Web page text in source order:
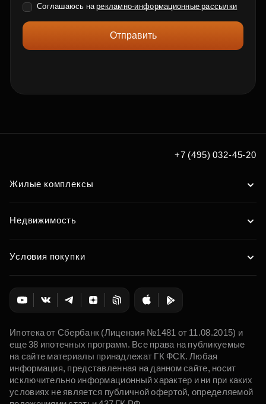
Соглашаюсь нарекламно-информационные рассылки
Отправить
+7 (495) 032-45-20
Жилые комплексы
Недвижимость
Условия покупки
Ипотека от Сбербанк (Лицензия №1481 от 11.08.2015) и
еще 38 ипотечных программ. Все права на публикуемые
на сайте материалы принадлежат ГК ФСК. Любая
информация, представленная на данном сайте, носит
исключительно информационный характер и ни при каких
условиях не является публичной офертой, определяемой